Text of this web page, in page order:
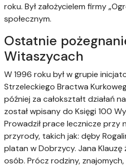
roku. Był założycielem firmy
społecznym.
Ostatnie
Witaszycach
W 1996 roku był w grupie
Strzeleckiego Bractwa
później za całokształt działań
został wpisany do Księgi 100
Prowadził prace lecznicze przy
przyrody, takich jak: dęby
platan w Dobrzycy. Jana Klauzę
osób. Prócz rodziny,